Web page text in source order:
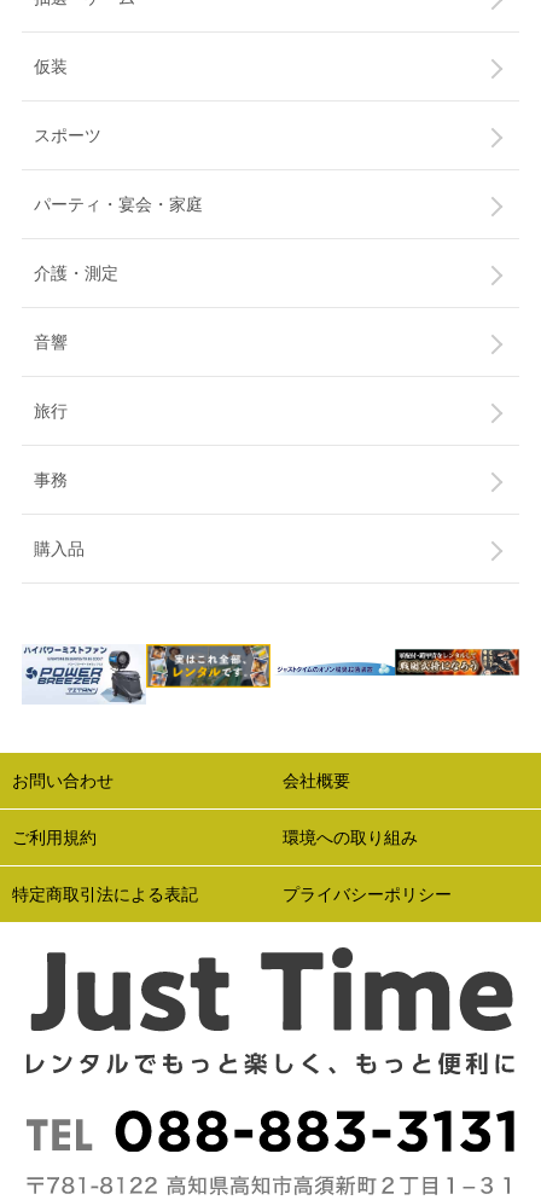
仮装
スポーツ
パーティ・宴会・家庭
介護・測定
音響
旅行
事務
購入品
お問い合わせ 会社概要
ご利用規約 環境への取り組み
特定商取引法による表記 プライバシーポリシー